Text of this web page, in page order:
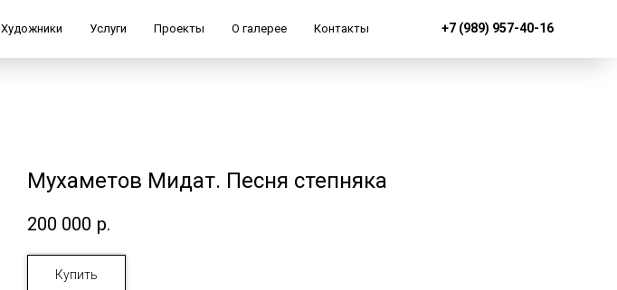
Художники Услуги Проекты О галерее Контакты +7 (989) 957-40-16
Мухаметов Мидат. Песня степняка
200 000 р.
Купить